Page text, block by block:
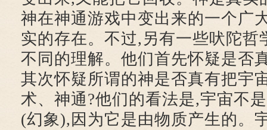
神在神通游戏中变出来的一个广
实的存在。不过,另有一些吠陀哲
不同的理解。他们首先怀疑是否
其次怀疑所谓的神是否真有把宇
术、神通?他们的看法是,宇宙不
(幻象),因为它是由物质产生的。